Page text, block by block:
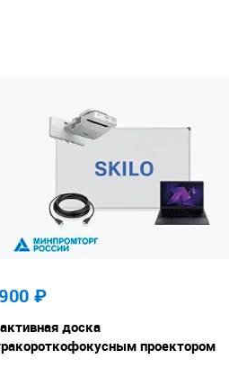
₽
доска
проектором